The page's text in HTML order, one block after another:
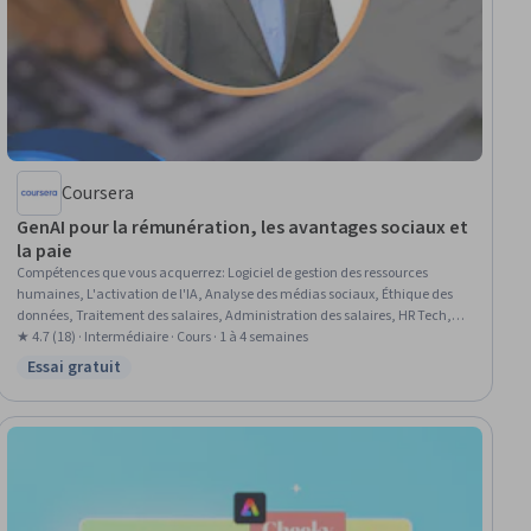
Coursera
GenAI pour la rémunération, les avantages sociaux et
la paie
Compétences que vous acquerrez: Logiciel de gestion des ressources
humaines, L'activation de l'IA, Analyse des médias sociaux, Éthique des
données, Traitement des salaires, Administration des salaires, HR Tech,
Personnalisation de l'IA, L'IA responsable, Rémunération et avantages,
Gestion des rémunérations, Paiements, Administration des prestations,
Ressources humaines, Processus d'affiliation aux avantages sociaux,
Stratégie de rémunération, Analyse de la rémunération, Engagement des
employés, Systèmes de paie, Efficacité opérationnelle
★ 4.7 (18) · Intermédiaire · Cours · 1 à 4 semaines
Statut : Essai gratuit
Essai gratuit